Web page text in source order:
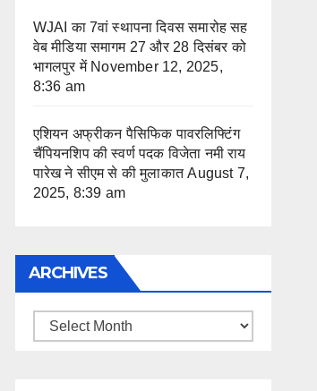
WJAI का 7वां स्थापना दिवस समारोह सह
वेब मीडिया समागम 27 और 28 दिसंबर को
भागलपुर में November 12, 2025,
8:36 am
एशियन अफ्रीकन पैसिफिक पावरलिफ्टिंग
चैंपियनशिप की स्वर्ण पदक विजेता नमी राय
पारेख ने सीएम से की मुलाकात August 7,
2025, 8:39 am
ARCHIVES
Archives